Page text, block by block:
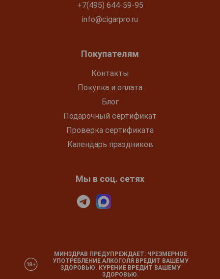
+7(495) 644-59-95
info@cigarpro.ru
Покупателям
Контакты
Покупка и оплата
Блог
Подарочный сертификат
Проверка сертификата
Календарь праздников
Мы в соц. сетях
МИНЗДРАВ ПРЕДУПРЕЖДАЕТ: ЧРЕЗМЕРНОЕ
УПОТРЕБЛЕНИЕ АЛКОГОЛЯ ВРЕДИТ ВАШЕМУ
ЗДОРОВЬЮ. КУРЕНИЕ ВРЕДИТ ВАШЕМУ
ЗДОРОВЬЮ.